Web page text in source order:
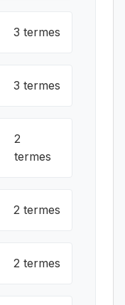
3 termes
3 termes
2
termes
2 termes
2 termes